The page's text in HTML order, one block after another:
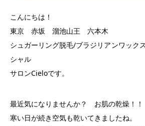
こんにちは！
東京 赤坂 溜池山王 六本木
シュガーリング脱毛/ブラジリアンワック
シャル
サロンCieloです。
最近気になりませんか？ お肌の乾燥！！
寒い日が続き空気も乾いてきましたね。